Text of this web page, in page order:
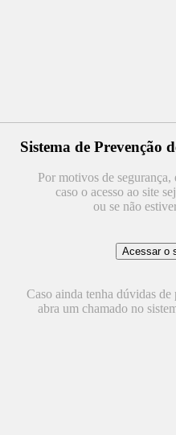
Sistema de Prevenção
Por motivos de
caso o acesso ao site
ou se não
Caso ainda tenha dúvidas de
abra um chamado no